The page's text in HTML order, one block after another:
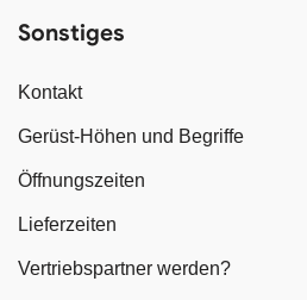
Sonstiges
Kontakt
Gerüst-Höhen und Begriffe
Öffnungszeiten
Lieferzeiten
Vertriebspartner werden?